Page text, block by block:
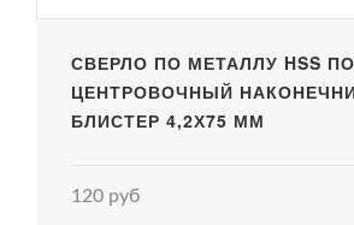
СВЕРЛО ПО МЕТАЛЛУ HSS
ЦЕНТРОВОЧНЫЙ
БЛИСТЕР 4,2Х75 ММ
120 руб